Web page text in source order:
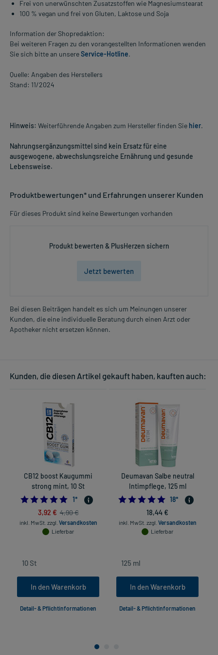
Frei von unerwünschten Zusatzstoffen wie Magnesiumstearat
100 % vegan und frei von Gluten, Laktose und Soja
Information der Shopredaktion:
Bei weiteren Fragen zu den vorangestellten Informationen wenden
Sie sich bitte an unsereService-Hotline.
Quelle: Angaben des Herstellers
Stand: 11/2024
Hinweis: Weiterführende Angaben zum Hersteller finden Sie hier.
Nahrungsergänzungsmittel sind kein Ersatz für eine
ausgewogene, abwechslungsreiche Ernährung und gesunde
Lebensweise.
Produktbewertungen* und Erfahrungen unserer Kunden
Für dieses Produkt sind keine Bewertungen vorhanden
Produkt bewerten & PlusHerzen sichern
Jetzt bewerten
Bei diesen Beiträgen handelt es sich um Meinungen unserer
Kunden, die eine individuelle Beratung durch einen Arzt oder
Apotheker nicht ersetzen können.
Kunden, die diesen Artikel gekauft haben, kauften auch:
CB12 boost Kaugummi
strong mint, 10 St
5.0
1*
3,92 € 4,90 €
inkl. MwSt. zzgl. Versandkosten
Lieferbar
In den Warenkorb
Detail- & Pflichtinformationen
Deumavan Salbe neutral
Intimpflege, 125 ml
18*
18,44 €
inkl. MwSt. zzgl. Versandkosten
Lieferbar
In den Warenkorb
Detail- & Pflichtinformationen